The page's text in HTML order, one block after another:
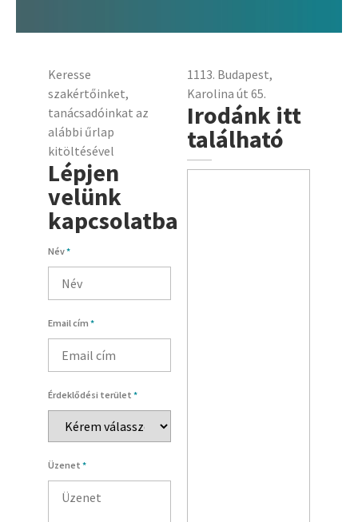
Keresse
szakértőinket,
tanácsadóinkat az
alábbi űrlap
kitöltésével
Lépjen
velünk
kapcsolatba
Név*
Email cím *
Érdeklődési terület *
Üzenet *
1113. Budapest,
Karolina út 65.
Irodánk itt
található